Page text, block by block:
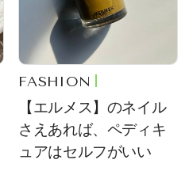
FASHION
【エルメス】のネイル
さえあれば、ペディキ
ュアはセルフがいい